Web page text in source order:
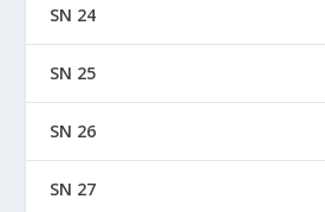
SN 24
SN 25
SN 26
SN 27